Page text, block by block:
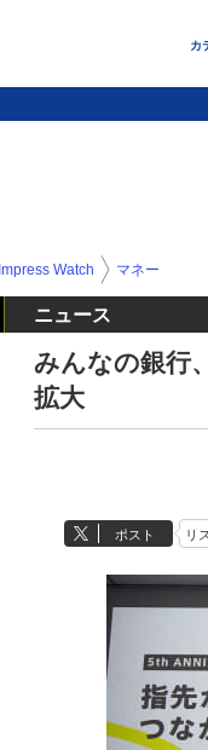
Impress Watch マネー
ニュース
みんなの銀行
拡大
ポスト リ